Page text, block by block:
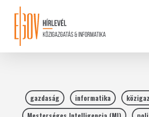
content
gazdaság informatika